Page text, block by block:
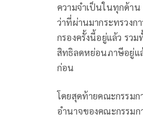
ความจำเป็นในทุกด้าน
ว่าที่ผ่านมากระทรวง
กรองครั้งนี้อยู่แล้ว รว
สิทธิลดหย่อนภาษีอยู่แ
ก่อน
โดยสุดท้ายคณะกรรม
อำนาจของคณะกรรม